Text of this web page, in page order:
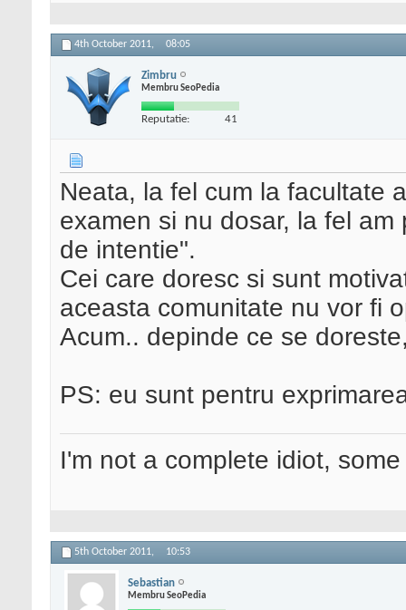
4th October 2011, 08:05
Zimbru
Membru SeoPedia
Reputatie: 41
Neata, la fel cum la facultate
examen si nu dosar, la fel
de intentie".
Cei care doresc si sunt
aceasta comunitate nu vor fi
Acum.. depinde ce se
PS: eu sunt pentru
I'm not a complete idiot,
5th October 2011, 10:53
Sebastian
Membru SeoPedia